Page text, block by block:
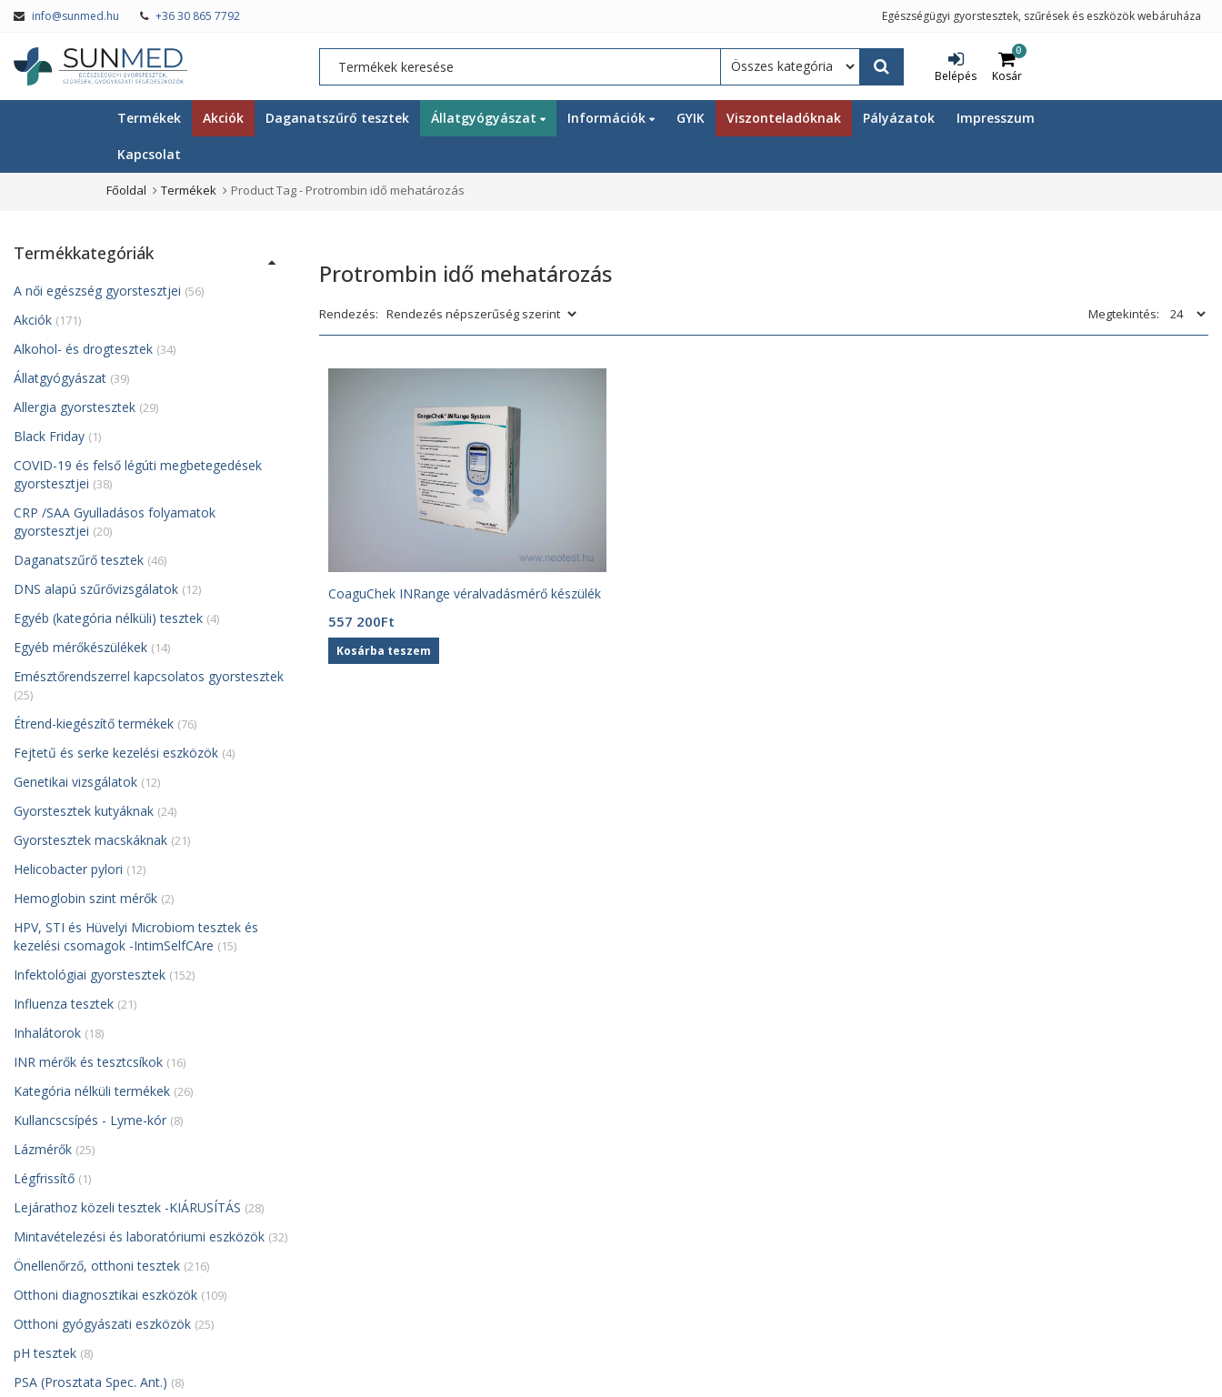
info@sunmed.hu +36 30 865 7792 Egészségügyi gyorstesztek, szűrések és eszközök webáruháza
Belépés
0
Kosár
Termékek Akciók Daganatszűrő tesztek Állatgyógyászat Információk GYIK Viszonteladóknak Pályázatok Impresszum
Kapcsolat
Főoldal Termékek Product Tag - Protrombin idő mehatározás
Protrombin idő mehatározás
Rendezés: Megtekintés:
CoaguChek INRange véralvadásmérő készülék
557 200Ft
Kosárba teszem
Termékkategóriák
A női egészség gyorstesztjei (56)
Akciók (171)
Alkohol- és drogtesztek (34)
Állatgyógyászat (39)
Allergia gyorstesztek (29)
Black Friday (1)
COVID-19 és felső légúti megbetegedések
gyorstesztjei (38)
CRP /SAA Gyulladásos folyamatok
gyorstesztjei (20)
Daganatszűrő tesztek (46)
DNS alapú szűrővizsgálatok (12)
Egyéb (kategória nélküli) tesztek (4)
Egyéb mérőkészülékek (14)
Emésztőrendszerrel kapcsolatos gyorstesztek
(25)
Étrend-kiegészítő termékek (76)
Fejtetű és serke kezelési eszközök (4)
Genetikai vizsgálatok (12)
Gyorstesztek kutyáknak (24)
Gyorstesztek macskáknak (21)
Helicobacter pylori (12)
Hemoglobin szint mérők (2)
HPV, STI és Hüvelyi Microbiom tesztek és
kezelési csomagok -IntimSelfCAre (15)
Infektológiai gyorstesztek (152)
Influenza tesztek (21)
Inhalátorok (18)
INR mérők és tesztcsíkok (16)
Kategória nélküli termékek (26)
Kullancscsípés - Lyme-kór (8)
Lázmérők (25)
Légfrissítő (1)
Lejárathoz közeli tesztek -KIÁRUSÍTÁS (28)
Mintavételezési és laboratóriumi eszközök (32)
Önellenőrző, otthoni tesztek (216)
Otthoni diagnosztikai eszközök (109)
Otthoni gyógyászati eszközök (25)
pH tesztek (8)
PSA (Prosztata Spec. Ant.) (8)